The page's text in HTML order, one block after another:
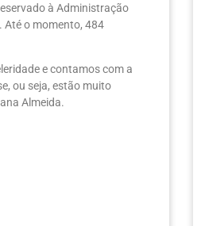
à Administração
Até o momento, 484
e contamos com a
ou seja, estão muito
Almeida.